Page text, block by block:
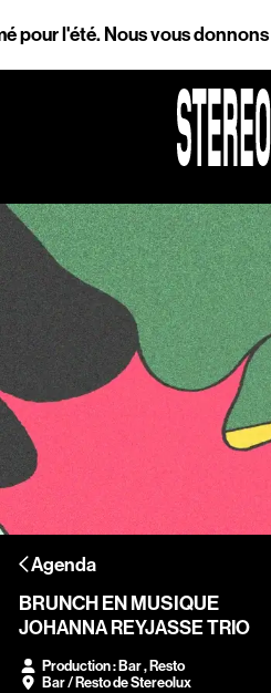
Nous vous donnons
Agenda
BRUNCH EN MUSIQUE
JOHANNA REYJASSE TRIO
Production : Bar , Resto
Bar / Resto de Stereolux
Agenda
Magazine
Stereolux
Arts &
numériques
Infos
Scopitone
Accessibilité
Prévention des
Association Songo